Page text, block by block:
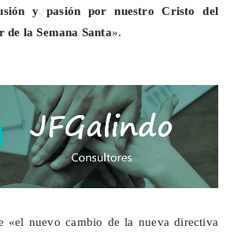
y pasión por nuestro Cristo del
de la Semana Santa».
«el nuevo cambio de la nueva directiva